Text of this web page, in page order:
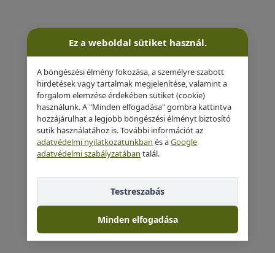
Ez a weboldal sütiket használ.
A böngészési élmény fokozása, a személyre szabott
hirdetések vagy tartalmak megjelenítése, valamint a
forgalom elemzése érdekében sütiket (cookie)
használunk. A "Minden elfogadása" gombra kattintva
hozzájárulhat a legjobb böngészési élményt biztosító
sütik használatához is. További információt az
adatvédelmi nyilatkozatunkban és aGoogle
adatvédelmi szabályzatában talál.
Minden elfogadása
Testreszabás